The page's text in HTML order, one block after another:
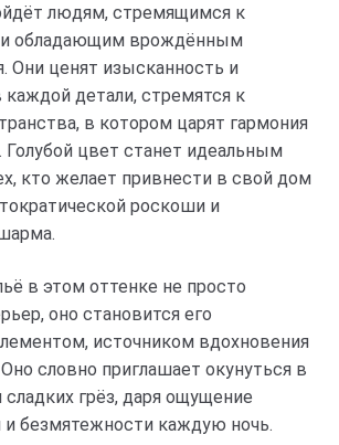
людям, стремящимся к
обладающим врождённым
Они ценят изысканность и
каждой детали, стремятся к
в котором царят гармония
Голубой цвет станет идеальным
кто желает привнести в свой дом
роскоши и
в этом оттенке не просто
оно становится его
источником вдохновения
словно приглашает окунуться в
грёз, даря ощущение
и безмятежности каждую ночь.